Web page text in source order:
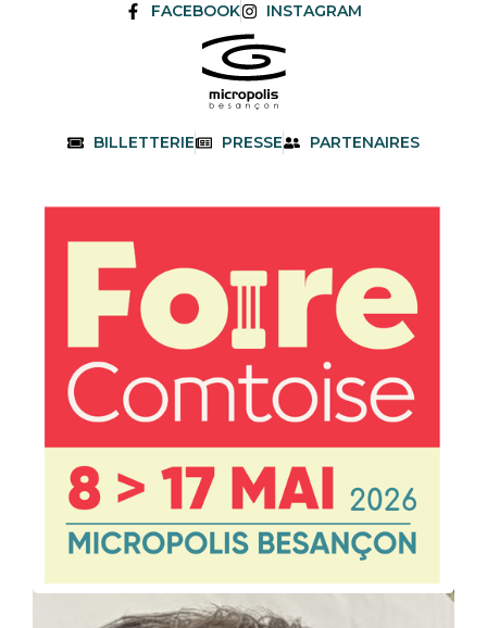
FACEBOOK INSTAGRAM
BILLETTERIE PRESSE PARTENAIRES